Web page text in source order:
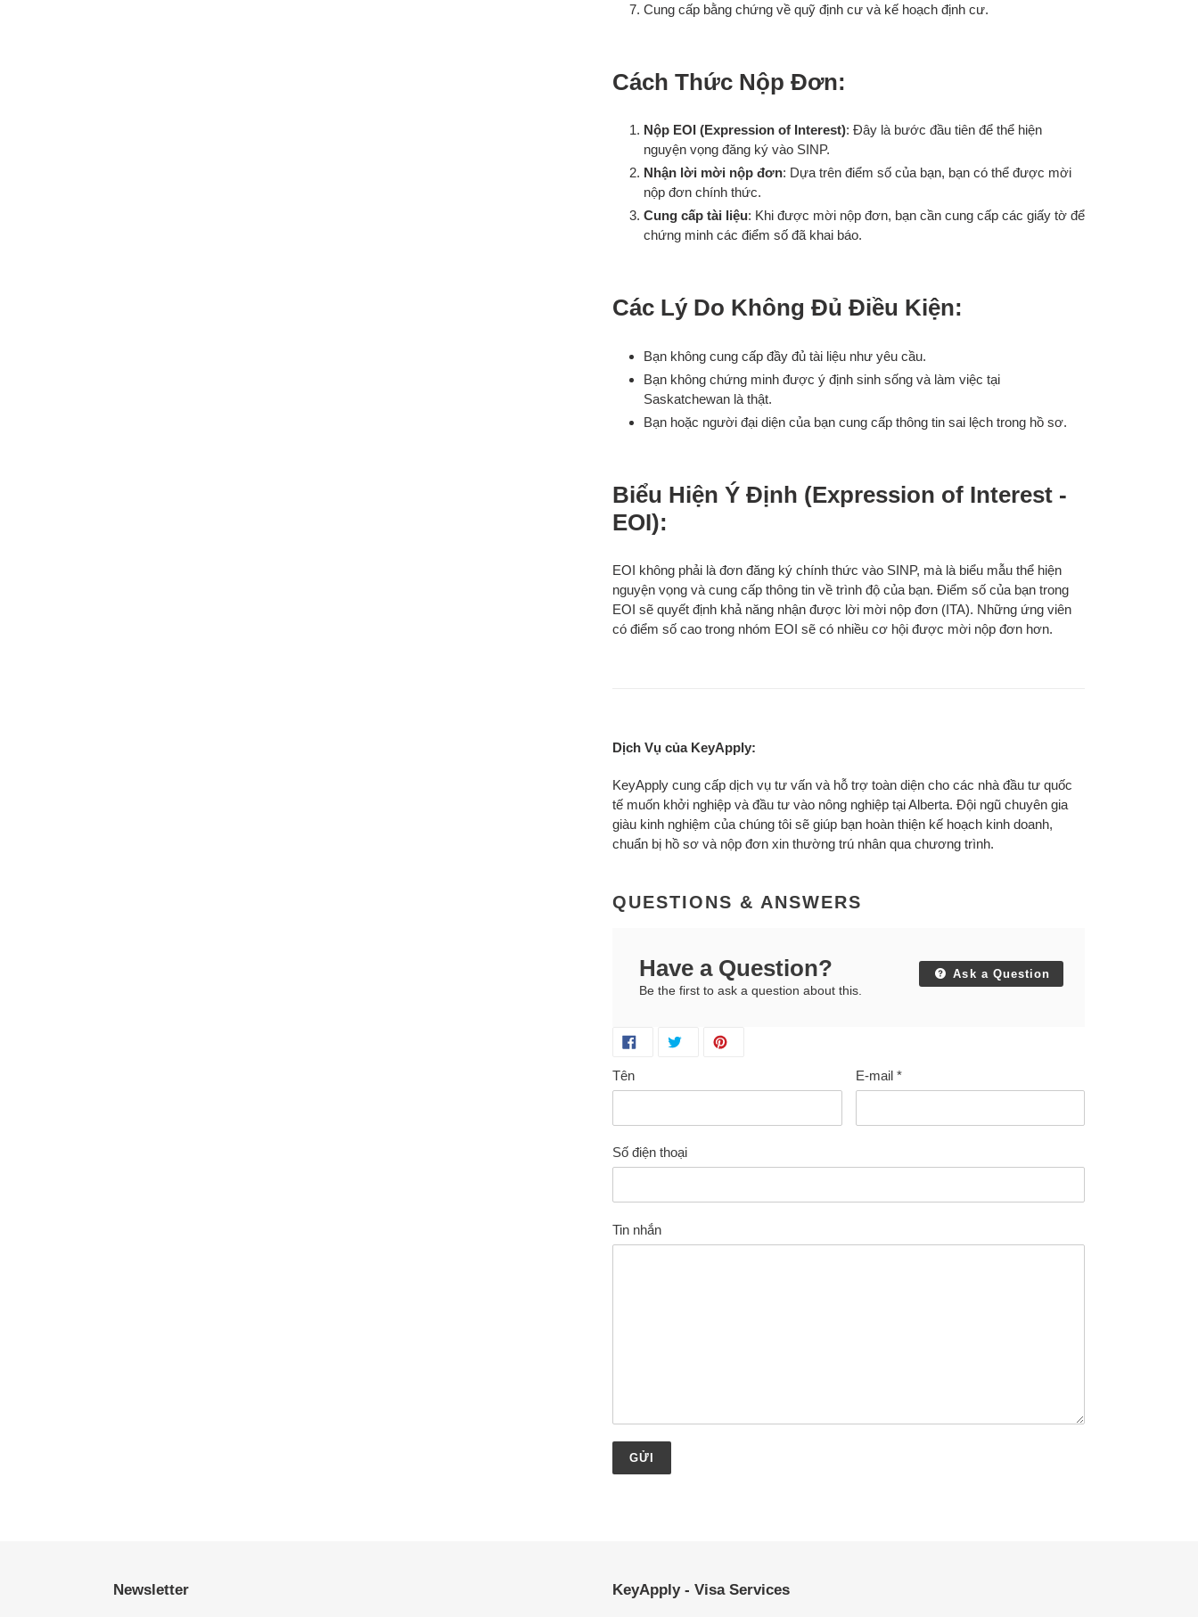
Cung cấp bằng chứng về quỹ định cư và kế hoạch định cư.
Cách Thức Nộp Đơn:
Nộp EOI (Expression of Interest): Đây là bước đầu tiên để thể hiện
nguyện vọng đăng ký vào SINP.
Nhận lời mời nộp đơn: Dựa trên điểm số của bạn, bạn có thể được mời
nộp đơn chính thức.
Cung cấp tài liệu: Khi được mời nộp đơn, bạn cần cung cấp các giấy tờ để
chứng minh các điểm số đã khai báo.
Các Lý Do Không Đủ Điều Kiện:
Bạn không cung cấp đầy đủ tài liệu như yêu cầu.
Bạn không chứng minh được ý định sinh sống và làm việc tại
Saskatchewan là thật.
Bạn hoặc người đại diện của bạn cung cấp thông tin sai lệch trong hồ sơ.
Biểu Hiện Ý Định (Expression of Interest -
EOI):
EOI không phải là đơn đăng ký chính thức vào SINP, mà là biểu mẫu thể hiện
nguyện vọng và cung cấp thông tin về trình độ của bạn. Điểm số của bạn trong
EOI sẽ quyết định khả năng nhận được lời mời nộp đơn (ITA). Những ứng viên
có điểm số cao trong nhóm EOI sẽ có nhiều cơ hội được mời nộp đơn hơn.
Dịch Vụ của KeyApply:
KeyApply cung cấp dịch vụ tư vấn và hỗ trợ toàn diện cho các nhà đầu tư quốc
tế muốn khởi nghiệp và đầu tư vào nông nghiệp tại Alberta. Đội ngũ chuyên gia
giàu kinh nghiệm của chúng tôi sẽ giúp bạn hoàn thiện kế hoạch kinh doanh,
chuẩn bị hồ sơ và nộp đơn xin thường trú nhân qua chương trình.
QUESTIONS & ANSWERS
Have a Question?
Be the first to ask a question about this.
Ask a Question
Tên E-mail *
Số điện thoại
Tin nhắn
Newsletter KeyApply - Visa Services